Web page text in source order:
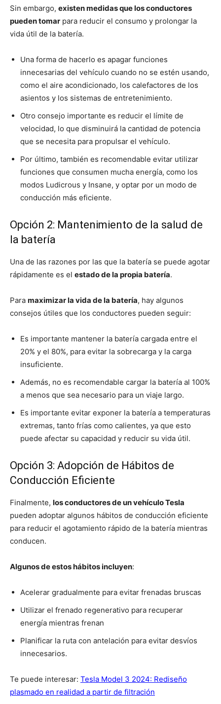
Sin embargo, existen medidas que los conductores
pueden tomar para reducir el consumo y prolongar la
vida útil de la batería.
Una forma de hacerlo es apagar funciones
innecesarias del vehículo cuando no se estén usando,
como el aire acondicionado, los calefactores de los
asientos y los sistemas de entretenimiento.
Otro consejo importante es reducir el límite de
velocidad, lo que disminuirá la cantidad de potencia
que se necesita para propulsar el vehículo.
Por último, también es recomendable evitar utilizar
funciones que consumen mucha energía, como los
modos Ludicrous y Insane, y optar por un modo de
conducción más eficiente.
Opción 2: Mantenimiento de la salud de
la batería
Una de las razones por las que la batería se puede agotar
rápidamente es el estado de la propia batería.
Para maximizar la vida de la batería, hay algunos
consejos útiles que los conductores pueden seguir:
Es importante mantener la batería cargada entre el
20% y el 80%, para evitar la sobrecarga y la carga
insuficiente.
Además, no es recomendable cargar la batería al 100%
a menos que sea necesario para un viaje largo.
Es importante evitar exponer la batería a temperaturas
extremas, tanto frías como calientes, ya que esto
puede afectar su capacidad y reducir su vida útil.
Opción 3: Adopción de Hábitos de
Conducción Eficiente
Finalmente, los conductores de un vehículo Tesla
pueden adoptar algunos hábitos de conducción eficiente
para reducir el agotamiento rápido de la batería mientras
conducen.
Algunos de estos hábitos incluyen:
Acelerar gradualmente para evitar frenadas bruscas
Utilizar el frenado regenerativo para recuperar
energía mientras frenan
Planificar la ruta con antelación para evitar desvíos
innecesarios.
Te puede interesar: Tesla Model 3 2024: Rediseño
plasmado en realidad a partir de filtración